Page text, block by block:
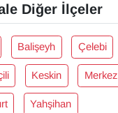
Diğer İlçeler
Balişeyh Çelebi
Keskin Merkez
Yahşihan